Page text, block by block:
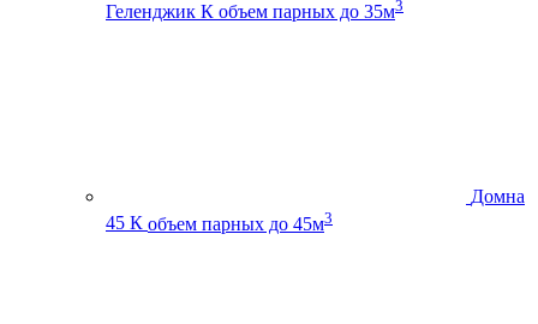
Геленджик К объем парных до 35м3
Домна
45 К объем парных до 45м3